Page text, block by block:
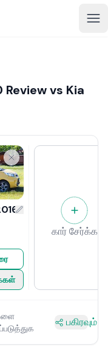
vs Kia
விமர்சனம்
கார் சேர்க்க
பகிரவும்